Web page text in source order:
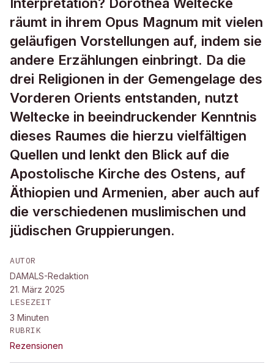
räumt in ihrem Opus Magnum mit vielen
geläufigen Vorstellungen auf, indem sie
andere Erzählungen einbringt. Da die
drei Religionen in der Gemengelage des
Vorderen Orients entstanden, nutzt
Weltecke in beeindruckender Kenntnis
dieses Raumes die hierzu vielfältigen
Quellen und lenkt den Blick auf die
Apostolische Kirche des Ostens, auf
Äthiopien und Armenien, aber auch auf
die verschiedenen muslimischen und
jüdischen Gruppierungen.
AUTOR
DAMALS-Redaktion
21. März 2025
LESEZEIT
3 Minuten
RUBRIK
Rezensionen